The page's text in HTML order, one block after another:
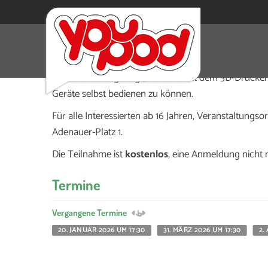
Eigene Projekte verwirklichen mit dem 3D-
Hier wird euch gezeigt, wie man mit dem 3D-
Geräte selbst bedienen zu können.
Für alle Interessierten ab 16 Jahren,
Adenauer-Platz 1.
Die Teilnahme istkostenlos, eine Anmeldung nicht
Termine
Vergangene Termine
20. JANUAR 2026 UM 17:30
31. MÄRZ 2026 UM 17:30 2.